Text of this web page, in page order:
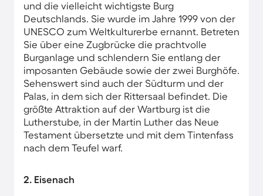
und die vielleicht wichtigste Burg
Deutschlands. Sie wurde im Jahre 1999 von der
UNESCO zum Weltkulturerbe ernannt. Betreten
Sie über eine Zugbrücke die prachtvolle
Burganlage und schlendern Sie entlang der
imposanten Gebäude sowie der zwei Burghöfe.
Sehenswert sind auch der Südturm und der
Palas, in dem sich der Rittersaal befindet. Die
größte Attraktion auf der Wartburg ist die
Lutherstube, in der Martin Luther das Neue
Testament übersetzte und mit dem Tintenfass
nach dem Teufel warf.
2. Eisenach